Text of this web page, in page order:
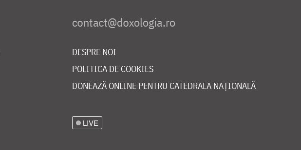
DESPRE NOI
POLITICA DE COOKIES
DONEAZĂ ONLINE PENTRU CATEDRALA NAȚIONALĂ
LIVE